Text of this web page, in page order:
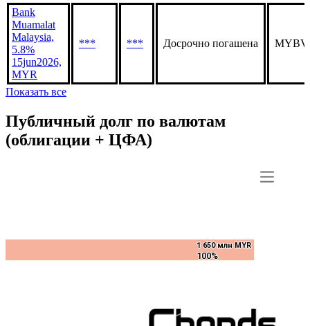
Bank
Muamalat
Malaysia,
5.8%
15jun2026,
MYR
*** *** Досрочно погашена
Показать все
Публичный долг по валютам
(облигации + ЦФА)
1 650 млн MYR
100%
1 650 млн MYR
100%